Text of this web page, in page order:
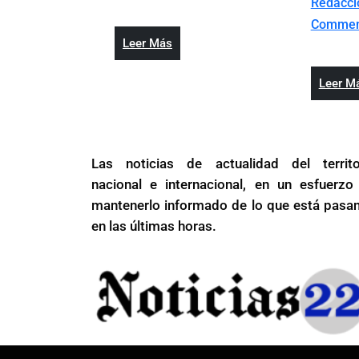
Leer Más
Más
Leer
Las noticias de actualidad del
nacional e internacional, en un esfuerzo
mantenerlo informado de lo que está
en las últimas horas.